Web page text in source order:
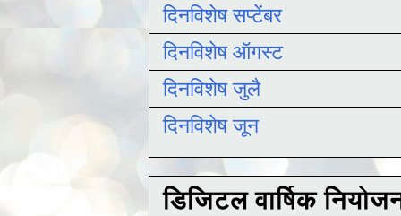
दिनविशेष सप्टेंबर
दिनविशेष ऑगस्ट
दिनविशेष जुलै
दिनविशेष जून
डिजिटल वार्षिक